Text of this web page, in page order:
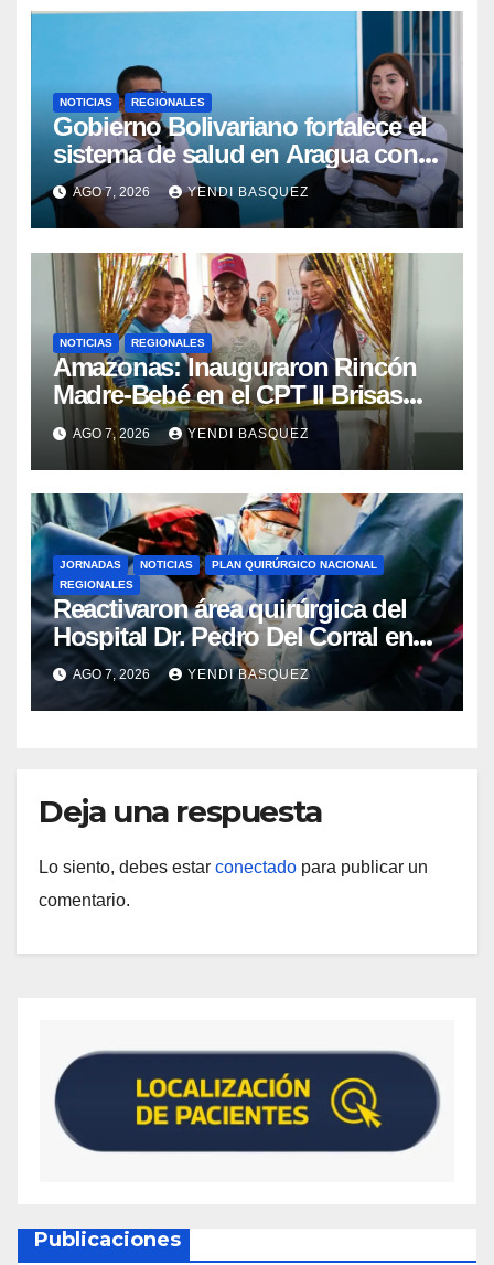
NOTICIAS REGIONALES
Gobierno Bolivariano fortalece el
sistema de salud en Aragua con
la reinauguración del CDI La Mora
AGO 7, 2026 YENDI BASQUEZ
NOTICIAS REGIONALES
​Amazonas: Inauguraron Rincón
Madre-Bebé en el CPT II Brisas
del Aeropuerto ​Inauguraron
Rincón
AGO 7, 2026 YENDI BASQUEZ
JORNADAS NOTICIAS
PLAN QUIRÚRGICO NACIONAL
REGIONALES
Reactivaron área quirúrgica del
Hospital Dr. Pedro Del Corral en
Guárico
AGO 7, 2026 YENDI BASQUEZ
Deja una respuesta
Lo siento, debes estar conectado para publicar un
comentario.
Publicaciones